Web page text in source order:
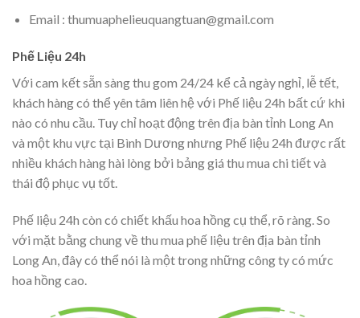
Email : thumuaphelieuquangtuan@gmail.com
Phế Liệu 24h
Với cam kết sẵn sàng thu gom 24/24 kể cả ngày nghỉ, lễ tết,
khách hàng có thể yên tâm liên hệ với Phế liệu 24h bất cứ khi
nào có nhu cầu. Tuy chỉ hoạt động trên địa bàn tỉnh Long An
và một khu vực tại Bình Dương nhưng Phế liệu 24h được rất
nhiều khách hàng hài lòng bởi bảng giá thu mua chi tiết và
thái độ phục vụ tốt.
Phế liệu 24h còn có chiết khấu hoa hồng cụ thể, rõ ràng. So
với mặt bằng chung về thu mua phế liệu trên địa bàn tỉnh
Long An, đây có thể nói là một trong những công ty có mức
hoa hồng cao.